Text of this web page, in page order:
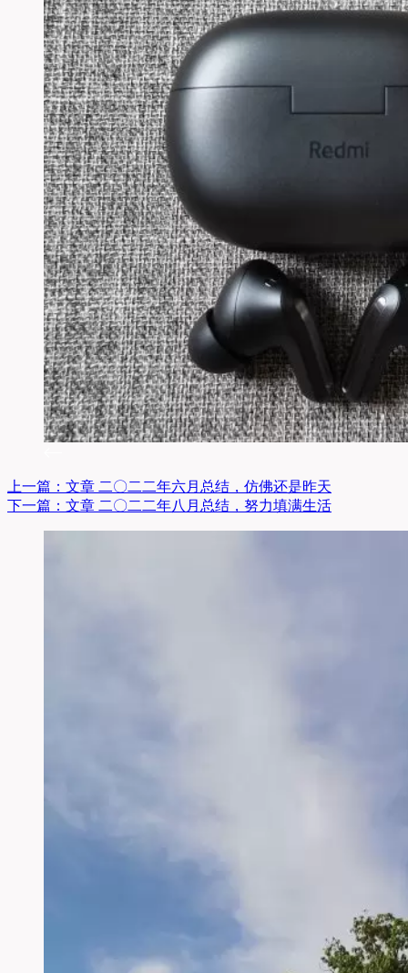
上一篇： 文章 二〇二二年六月总结，仿佛还是昨天
下一篇： 文章 二〇二二年八月总结，努力填满生活